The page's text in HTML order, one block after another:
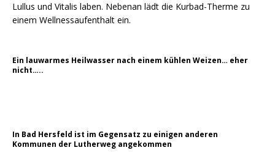
Lullus und Vitalis laben. Nebenan lädt die Kurbad-Therme zu
einem Wellnessaufenthalt ein.
Ein lauwarmes Heilwasser nach einem kühlen Weizen… eher
nicht…..
In Bad Hersfeld ist im Gegensatz zu einigen anderen
Kommunen der Lutherweg angekommen